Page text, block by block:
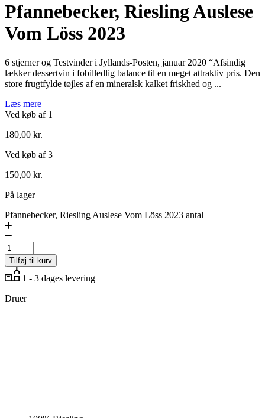
Pfannebecker, Riesling Auslese
Vom Löss 2023
6 stjerner og Testvinder i Jyllands-Posten, januar 2020 “Afsindig
lækker dessertvin i fobilledlig balance til en meget attraktiv pris. Den
store frugtfylde tøjles af en mineralsk kalket friskhed og ...
Læs mere
Ved køb af 1
180,00 kr.
Ved køb af 3
150,00 kr.
På lager
Pfannebecker, Riesling Auslese Vom Löss 2023 antal
Tilføj til kurv
1 - 3 dages levering
Druer